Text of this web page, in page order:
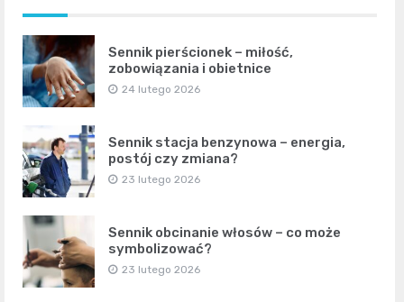
Sennik pierścionek – miłość,
zobowiązania i obietnice
24 lutego 2026
Sennik stacja benzynowa – energia,
postój czy zmiana?
23 lutego 2026
Sennik obcinanie włosów – co może
symbolizować?
23 lutego 2026